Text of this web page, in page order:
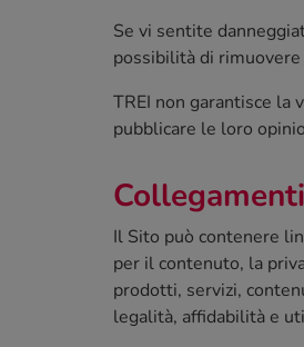
Se vi sentite
possibilità di
TREI non garantisce la
pubblicare le loro
Il Sito può contenere
per il contenuto, la
prodotti, servizi,
legalità, affidabilità e